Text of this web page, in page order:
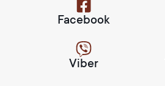
Facebook
Viber